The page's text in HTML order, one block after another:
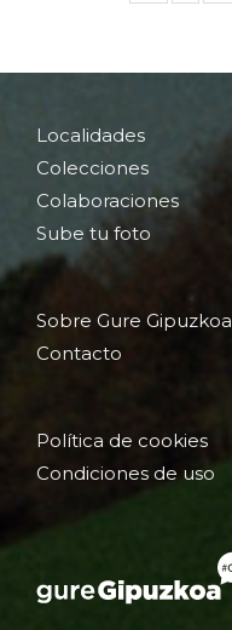
Localidades
Colecciones
Colaboraciones
Sube tu foto
Sobre Gure Gipuzkoa
Contacto
Política de cookies
Condiciones de uso